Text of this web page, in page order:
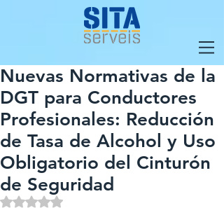
Nuevas Normativas de la
DGT para Conductores
Profesionales: Reducción
de Tasa de Alcohol y Uso
Obligatorio del Cinturón
de Seguridad
Obtuvo NaN de 5 estrellas.